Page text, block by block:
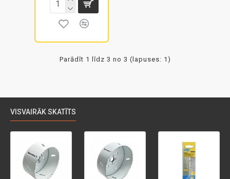
Parādīt 1 līdz 3 no 3 (lapuses: 1)
VISVAIRĀK SKATĪTS